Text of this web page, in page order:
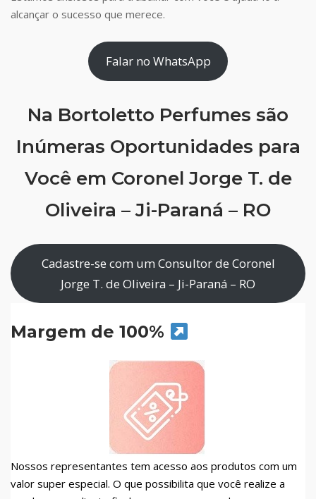
alcançar o sucesso que merece.
Falar no WhatsApp
Na Bortoletto Perfumes são
Inúmeras Oportunidades para
Você em Coronel Jorge T. de
Oliveira – Ji-Paraná – RO
Cadastre-se com um Consultor de Coronel
Jorge T. de Oliveira – Ji-Paraná – RO
Margem de 100%
Nossos representantes tem acesso aos produtos com um
valor super especial. O que possibilita que você realize a